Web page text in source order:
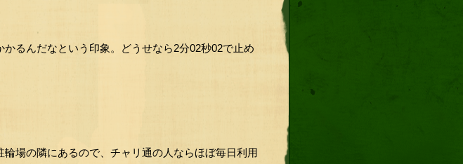
るんだなという印象。どうせなら2分02秒02で止め
場の隣にあるので、チャリ通の人ならほぼ毎日利用